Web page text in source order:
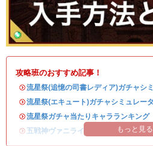
攻略班のおすすめ記事！
・流星祭(追憶の司書レディア)ガチャシ
・流星祭(エキュート)ガチャシミュレー
・流星祭ガチャ当たりキャラランキング
・ 五戦神ヴァニライベントまとめもっと見る